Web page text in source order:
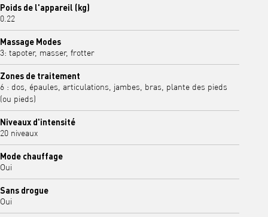
Poids de l'appareil (kg)
0.22
Massage Modes
3: tapoter, masser, frotter
Zones de traitement
6 : dos, épaules, articulations, jambes, bras, plante des pieds
(ou pieds)
Niveaux d'intensité
20 niveaux
Mode chauffage
Oui
Sans drogue
Oui